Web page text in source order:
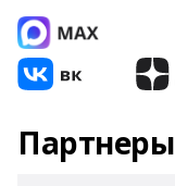
Партнеры